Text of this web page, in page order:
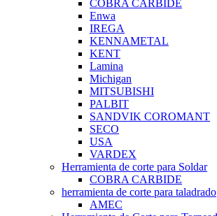
COBRA CARBIDE
Enwa
IREGA
KENNAMETAL
KENT
Lamina
Michigan
MITSUBISHI
PALBIT
SANDVIK COROMANT
SECO
USA
VARDEX
Herramienta de corte para Soldar
COBRA CARBIDE
herramienta de corte para taladrado
AMEC